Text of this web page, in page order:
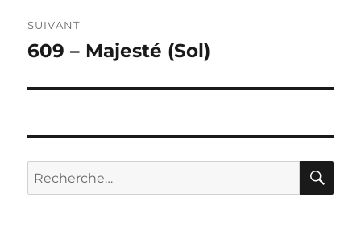
SUIVANT
Publication
609 – Majesté (Sol)
Recherche
pour :